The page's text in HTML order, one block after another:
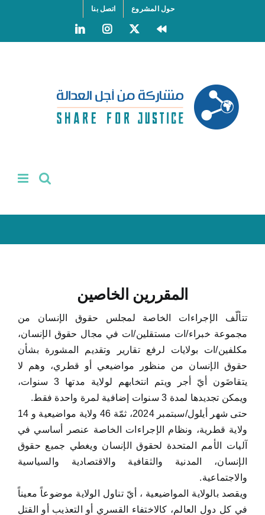
حول المشروع اتصل بنا
Facebook
X
Instagram
LinkedIn
المقررين الخاصين
تتألّف الإجراءات الخاصة لمجلس حقوق الإنسان من
مجموعة خبراء/ات مستقلين/ات في مجال حقوق الإنسان،
مكلفين/ات بولايات لرفع تقارير وتقديم المشورة بشأن
حقوق الإنسان من منظور مواضيعي أو قطري، وهم لا
يتقاضَون أيّ أجر ويتم انتخابهم لولاية مدتها 3 سنوات،
ويمكن تجديدها لمدة 3 سنوات إضافية لمرة واحدة فقط.
حتى شهر أيلول/سبتمبر 2024، ثمّة 46 ولاية مواضيعية و 14
ولاية قطرية، ونظام الإجراءات الخاصة عنصر أساسي في
آليات الأمم المتحدة لحقوق الإنسان ويغطي جميع حقوق
الإنسان، المدنية والثقافية والاقتصادية والسياسية
والاجتماعية.
ويقصد بالولاية المواضيعية ، أيّ تناول الولاية موضوعاً معيناً
في كل دول العالم، كالاختفاء القسري أو التعذيب أو القتل